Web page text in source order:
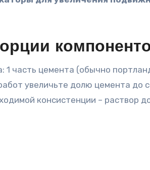
1 часть цемента (обычно
увеличьте долю цемента до
консистенции – раствор